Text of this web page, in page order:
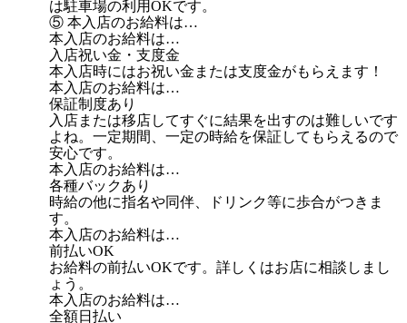
は駐車場の利用OKです。
⑤ 本入店のお給料は…
本入店のお給料は…
入店祝い金・支度金
本入店時にはお祝い金または支度金がもらえます！
本入店のお給料は…
保証制度あり
入店または移店してすぐに結果を出すのは難しいです
よね。一定期間、一定の時給を保証してもらえるので
安心です。
本入店のお給料は…
各種バックあり
時給の他に指名や同伴、ドリンク等に歩合がつきま
す。
本入店のお給料は…
前払いOK
お給料の前払いOKです。詳しくはお店に相談しまし
ょう。
本入店のお給料は…
全額日払い